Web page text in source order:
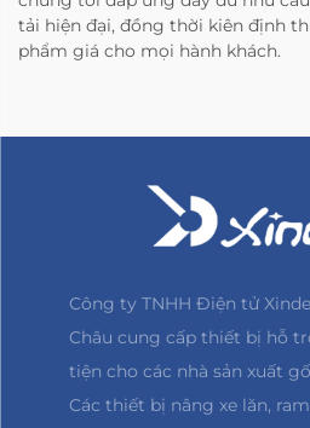
tải hiện đại, đồng thời kiên định
phẩm giá cho mọi hành khách.
Công ty TNHH Điện tử
Châu cung cấp thiết bị hỗ
tiện cho các nhà sản xuất
Các thiết bị nâng xe lăn,